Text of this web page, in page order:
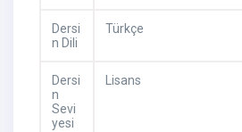
Dersi
n Dili
Türkçe
Dersi
n
Sevi
yesi
Lisans